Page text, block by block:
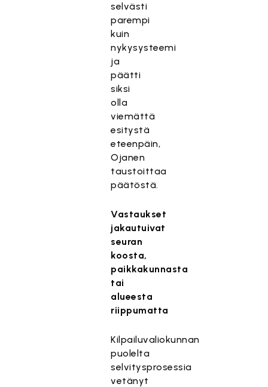
selvästi
parempi
kuin
nykysysteemi
ja
päätti
siksi
olla
viemättä
esitystä
eteenpäin,
Ojanen
taustoittaa
päätöstä.
Vastaukset
jakautuivat
seuran
koosta,
paikkakunnasta
tai
alueesta
riippumatta
Kilpailuvaliokunnan
puolelta
selvitysprosessia
vetänyt